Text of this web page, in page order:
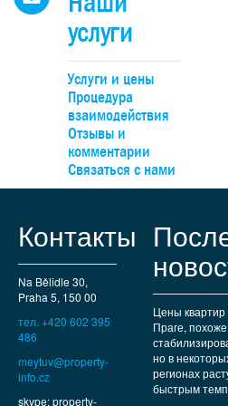
услуги
Услуги и цены
Процедура
взаимодействия
Отзывы и
комментарии
Связаться с нами
Контакты
Na Bělidle 30,
Praha 5, 150 00
тел. +420 602 395
486
meytuv@property-
info.cz
skype: property-
Цены квартир
Праге, похоже,
но в
регионах
быстрым